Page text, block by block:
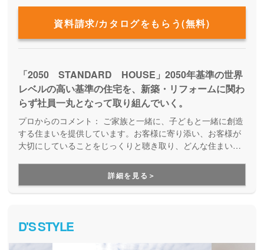
資料請求/カタログをもらう(無料)
「2050 STANDARD HOUSE」2050年基準の世界
レベルの高い基準の住宅を、新築・リフォームに関わ
らず社員一丸となって取り組んでいく。
プロからのコメント： ご家族と一緒に、子どもと一緒に創造
する住まいを提供しています。お客様に寄り添い、お客様が
大切にしていることをじっくりと聴き取り、どんな住まいが
働き世帯や子育てママに最適な家づくりのアイディアも豊富
で、家族が喜ぶ家づくりができます。
詳細を見る＞
D'S STYLE